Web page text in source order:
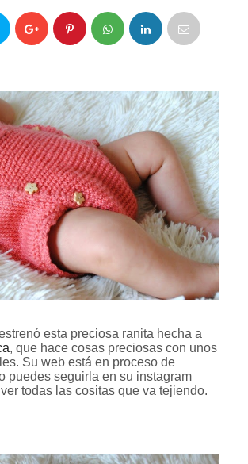
esta preciosa ranita hecha a
, que hace cosas preciosas con unos
Su web está en proceso de
puedes seguirla en su instagram
ver todas las cositas que va tejiendo.